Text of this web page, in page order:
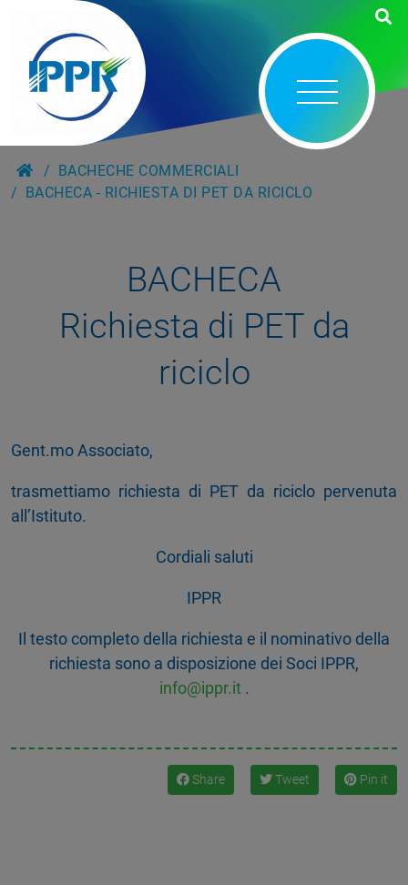
BACHECHE COMMERCIALI
BACHECA - RICHIESTA DI PET DA RICICLO
BACHECA
Richiesta di PET da
riciclo
Gent.mo Associato,
trasmettiamo richiesta di PET da riciclo pervenuta
all’Istituto.
Cordiali saluti
IPPR
Il testo completo della richiesta e il nominativo della
richiesta sono a disposizione dei Soci IPPR,
info@ippr.it .
Share Tweet Pin it